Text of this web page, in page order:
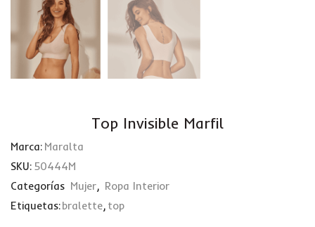
Top Invisible Marfil
Marca: Maralta
SKU: 50444M
Categorías Mujer, Ropa Interior
Etiquetas:bralette, top